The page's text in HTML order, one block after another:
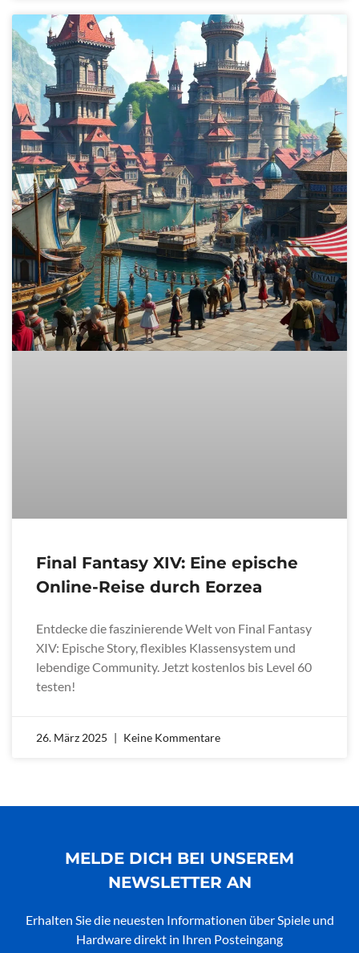
Final Fantasy XIV: Eine epische
Online-Reise durch Eorzea
Entdecke die faszinierende Welt von Final Fantasy
XIV: Epische Story, flexibles Klassensystem und
lebendige Community. Jetzt kostenlos bis Level 60
testen!
26. März 2025 Keine Kommentare
MELDE DICH BEI UNSEREM
NEWSLETTER AN
Erhalten Sie die neuesten Informationen über Spiele und
Hardware direkt in Ihren Posteingang